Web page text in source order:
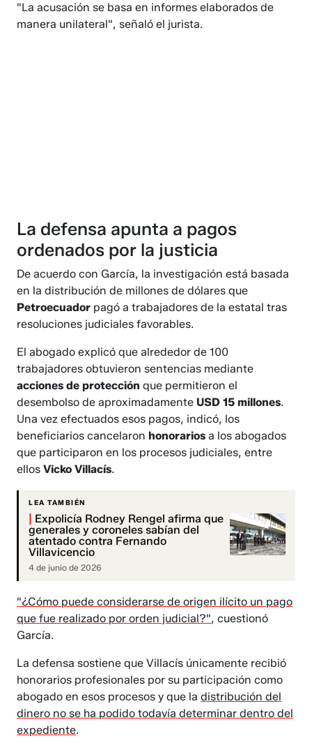
"La acusación se basa en informes elaborados de
manera unilateral", señaló el jurista.
La defensa apunta a pagos
ordenados por la justicia
De acuerdo con García, la investigación está basada
en la distribución de millones de dólares que
Petroecuador pagó a trabajadores de la estatal tras
resoluciones judiciales favorables.
El abogado explicó que alrededor de 100
trabajadores obtuvieron sentencias mediante
acciones de protección que permitieron el
desembolso de aproximadamente USD 15 millones.
Una vez efectuados esos pagos, indicó, los
beneficiarios cancelaron honorarios a los abogados
que participaron en los procesos judiciales, entre
ellosVicko Villacís.
LEA TAMBIÉN
Expolicía Rodney Rengel afirma que
generales y coroneles sabían del
atentado contra Fernando
Villavicencio
4 de junio de 2026
"¿Cómo puede considerarse de origen ilícito un pago
que fue realizado por orden judicial?", cuestionó
García.
La defensa sostiene que Villacís únicamente recibió
honorarios profesionales por su participación como
abogado en esos procesos y que ladistribución del
dinero no se ha podido todavía determinar dentro del
expediente.